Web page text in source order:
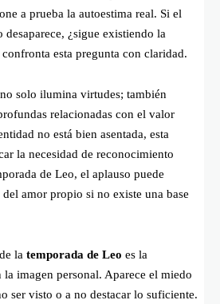
a prueba la autoestima real. Si el
¿sigue existiendo la
esta pregunta con claridad.
no solo ilumina virtudes; también
relacionadas con el valor
no está bien asentada, esta
la necesidad de reconocimiento
de Leo, el aplauso puede
amor propio si no existe una base
la temporada de Leo es la
imagen personal. Aparece el miedo
ser visto o a no destacar lo suficiente.